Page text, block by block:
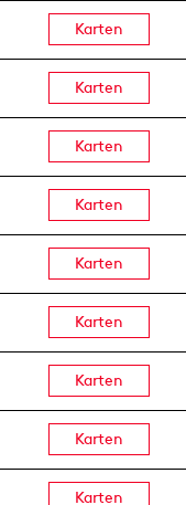
Karten
Karten
Karten
Karten
Karten
Karten
Karten
Karten
Karten